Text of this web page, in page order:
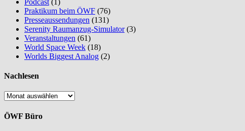
Praktikum beim ÖWF (76)
Presseaussendungen (131)
Serenity Raumanzug-Simulator(3)
Veranstaltungen (61)
World Space Week (18)
Worlds Biggest Analog (2)
Nachlesen
Nachlesen
ÖWF Büro